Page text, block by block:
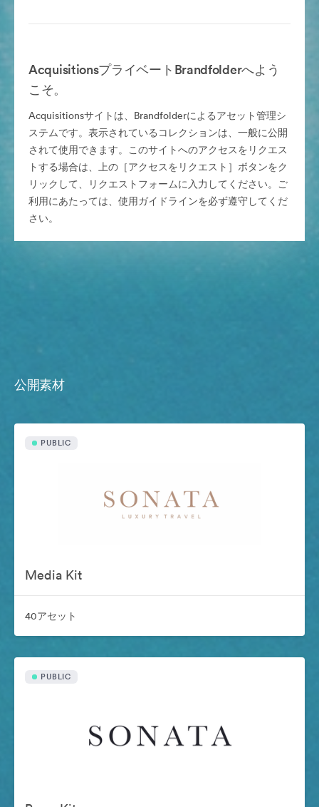
AcquisitionsプライベートBrandfolderへよう
こそ。
Acquisitionsサイトは、Brandfolderによるアセット管理シ
ステムです。表示されているコレクションは、一般に公開
されて使用できます。このサイトへのアクセスをリクエス
トする場合は、上の［アクセスをリクエスト］ボタンをク
リックして、リクエストフォームに入力してください。ご
利用にあたっては、使用ガイドラインを必ず遵守してくだ
さい。
公開素材
PUBLIC
Media Kit
40アセット
PUBLIC